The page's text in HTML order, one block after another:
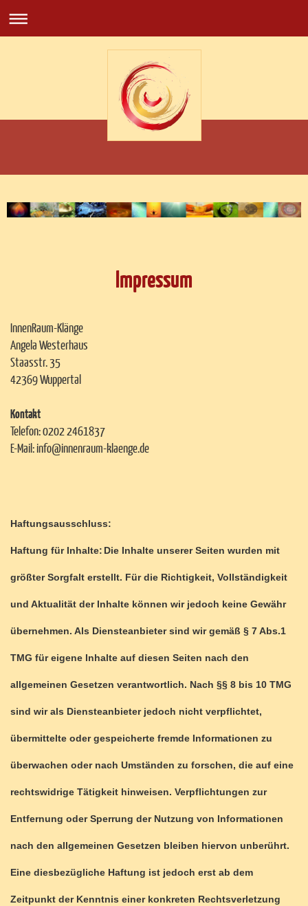
Impressum
InnenRaum-Klänge
AngelaWesterhaus
Staasstr.35
42369Wuppertal
Kontakt
Telefon: 0202 2461837
E-Mail:info@innenraum-klaenge.de
Haftungsausschluss:
Haftung für Inhalte: Die Inhalte unserer Seiten wurden mit
größter Sorgfalt erstellt. Für die Richtigkeit, Vollständigkeit
und Aktualität der Inhalte können wir jedoch keine Gewähr
übernehmen. Als Diensteanbieter sind wir gemäß § 7 Abs.1
TMG für eigene Inhalte auf diesen Seiten nach den
allgemeinen Gesetzen verantwortlich. Nach §§ 8 bis 10 TMG
sind wir als Diensteanbieter jedoch nicht verpflichtet,
übermittelte oder gespeicherte fremde Informationen zu
überwachen oder nach Umständen zu forschen, die auf eine
rechtswidrige Tätigkeit hinweisen. Verpflichtungen zur
Entfernung oder Sperrung der Nutzung von Informationen
nach den allgemeinen Gesetzen bleiben hiervon unberührt.
Eine diesbezügliche Haftung ist jedoch erst ab dem
Zeitpunkt der Kenntnis einer konkreten Rechtsverletzung